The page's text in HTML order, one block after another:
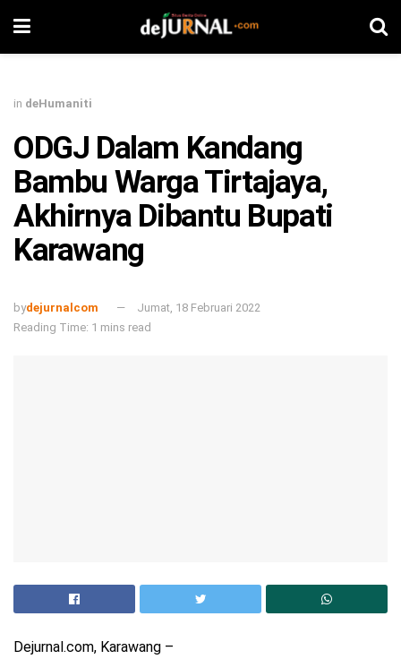
in deHumaniti
ODGJ Dalam Kandang
Bambu Warga Tirtajaya,
Akhirnya Dibantu Bupati
Karawang
bydejurnalcom
Jumat, 18 Februari 2022
Reading Time: 1 mins read
Dejurnal.com, Karawang –